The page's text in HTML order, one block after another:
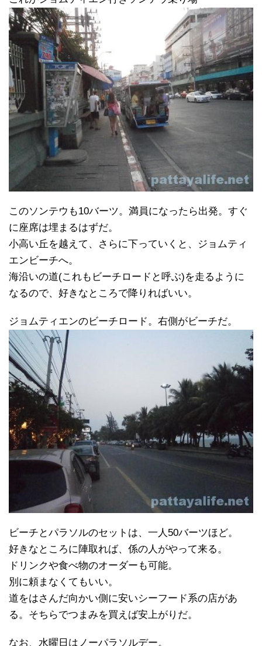
このソンテウも10バーツ。満員になったら出発。すぐ
に座席は埋まるはずだ。
小高い丘を越えて、さらに下っていくと、ジョムティ
エンビーチへ。
海沿いの道(これもビーチロードと呼ぶ)を走るように
なるので、好きなところで降りればいい。
ジョムティエンのビーチロード。右側がビーチだ。
ビーチとパラソルのセットは、一人50バーツほど。
好きなところに陣取れば、係の人がやって来る。
ドリンクや食べ物のオーダーも可能。
別に頼まなくてもいい。
道をはさんだ向かい側に安いシーフード系の店があ
る。そちらでつまみを買えば安上がりだ。
なお、水曜日はノーパラソルデー。